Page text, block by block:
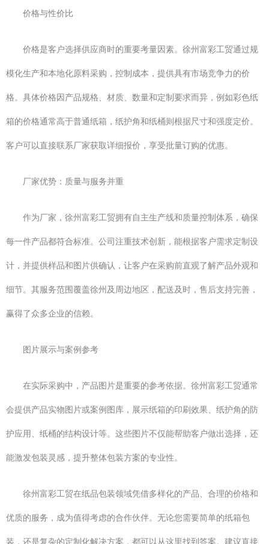
价格与性价比
价格是客户选择供应商时的重要考量因素。徐州富彩工贸通过规
模化生产和本地化原料采购，控制成本，提供具有市场竞争力的价
格。具体价格因产品规格、材质、数量和定制要求而异，例如彩色纸
箱的价格通常高于普通纸箱，纸护角和纸桶则根据尺寸和强度定价。
客户可以直接联系厂家获取详细报价，享受批量订购的优惠。
厂家优势：质量与服务并重
作为厂家，徐州富彩工贸拥有自主生产线和质量控制体系，确保
每一件产品都符合标准。公司注重技术创新，能根据客户需求定制设
计，并提供样品和图片供确认，让客户在采购前直观了解产品外观和
细节。其服务范围覆盖徐州及周边地区，配送及时，售后支持完善，
赢得了众多企业的信赖。
图片展示与案例参考
在实际采购中，产品图片是重要的参考依据。徐州富彩工贸通常
会提供产品实物图片或案例图库，展示纸箱的印刷效果、纸护角的防
护应用、纸桶的结构设计等。这些图片不仅能帮助客户做出选择，还
能激发包装灵感，提升整体包装方案的专业性。
徐州富彩工贸在纸品包装领域凭借多样化的产品、合理的价格和
优质的服务，成为值得考虑的合作伙伴。无论您需要简单的纸箱包
装，还是复杂的定制化解决方案，都可以从这里找到答案。建议直接